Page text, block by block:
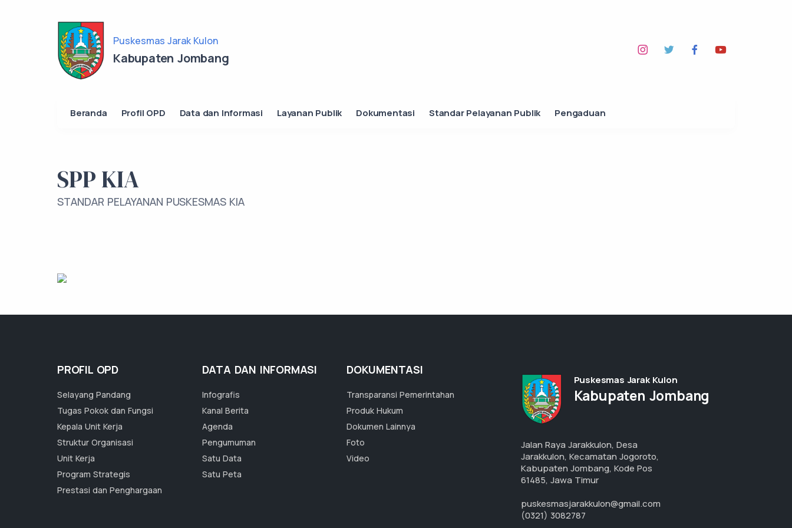
Puskesmas Jarak Kulon
Kabupaten Jombang
Beranda Profil OPD Data dan Informasi Layanan Publik Dokumentasi Standar Pelayanan Publik Pengaduan
SPP KIA
STANDAR PELAYANAN PUSKESMAS KIA
PROFIL OPD
Selayang Pandang
Tugas Pokok dan Fungsi
Kepala Unit Kerja
Struktur Organisasi
Unit Kerja
Program Strategis
Prestasi dan Penghargaan
DATA DAN INFORMASI
Infografis
Kanal Berita
Agenda
Pengumuman
Satu Data
Satu Peta
DOKUMENTASI
Transparansi Pemerintahan
Produk Hukum
Dokumen Lainnya
Foto
Video
Puskesmas Jarak Kulon
Kabupaten Jombang
Jalan Raya Jarakkulon, Desa
Jarakkulon, Kecamatan Jogoroto,
Kabupaten Jombang, Kode Pos
61485, Jawa Timur
puskesmasjarakkulon@gmail.com
(0321) 3082787